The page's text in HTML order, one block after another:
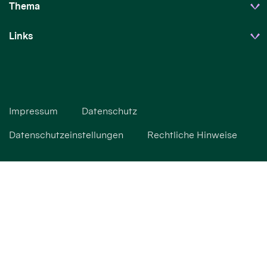
Thema
Links
Impressum Datenschutz
Datenschutzeinstellungen Rechtliche Hinweise